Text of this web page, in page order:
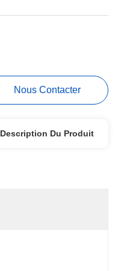
Nous Contacter
Description Du Produit